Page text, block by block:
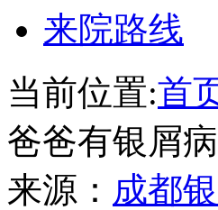
来院路线
当前位置:首
爸爸有银屑病
来源： 成都